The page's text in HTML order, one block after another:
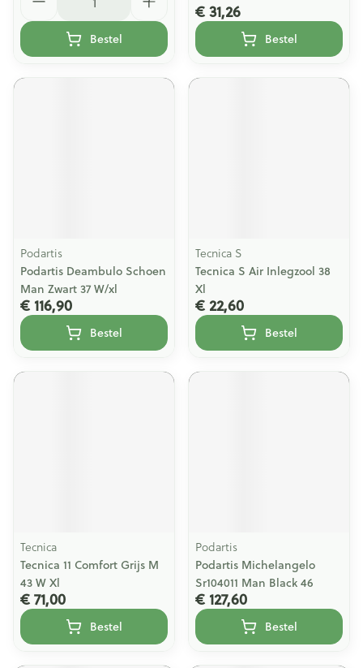
Bestel
€ 31,26
Bestel
Podartis
Podartis Deambulo Schoen
Man Zwart 37 W/xl
€ 116,90
Bestel
Tecnica S
Tecnica S Air Inlegzool 38
Xl
€ 22,60
Bestel
Tecnica
Tecnica 11 Comfort Grijs M
43 W Xl
€ 71,00
Bestel
Podartis
Podartis Michelangelo
Sr104011 Man Black 46
€ 127,60
Bestel